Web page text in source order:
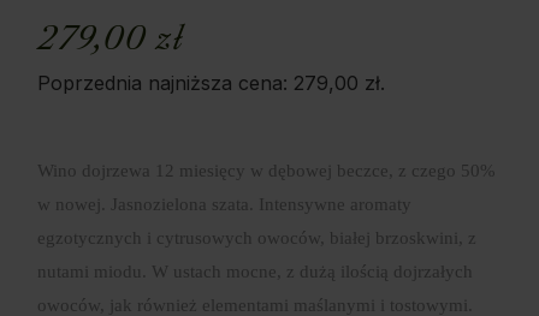
279,00zł
Poprzednia najniższa cena: 279,00 zł.
Wino dojrzewa 12 miesięcy w dębowej beczce, z czego 50%
w nowej. Jasnozielona szata. Intensywne aromaty
egzotycznych i cytrusowych owoców, białej brzoskwini, z
nutami miodu. W ustach mocne, z dużą ilością dojrzałych
owoców, jak również elementami maślanymi i tostowymi.